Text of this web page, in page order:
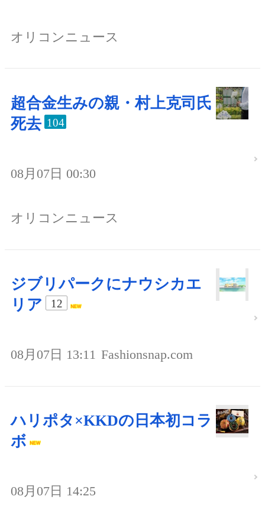
オリコンニュース
超合金生みの親・村上克司氏
死去 104
08月07日 00:30
オリコンニュース
ジブリパークにナウシカエ
リア
12
08月07日 13:11 Fashionsnap.com
ハリポタ×KKDの日本初コラ
ボ
08月07日 14:25